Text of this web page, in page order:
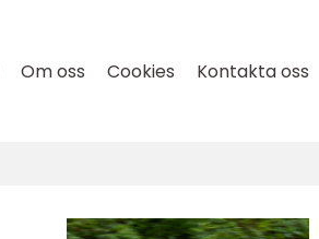
Om oss Cookies Kontakta oss